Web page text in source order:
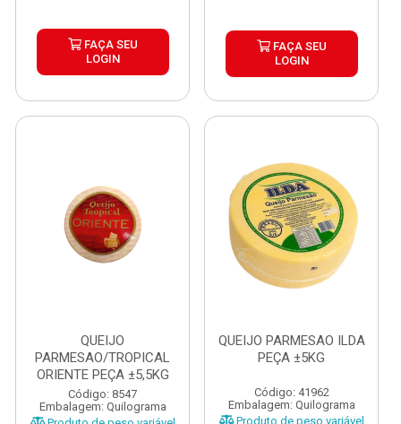
FAÇA SEU
LOGIN
FAÇA SEU
LOGIN
QUEIJO
PARMESAO/TROPICAL
ORIENTE PEÇA ±5,5KG
Código: 8547
Embalagem: Quilograma
QUEIJO PARMESAO ILDA
PEÇA ±5KG
Código: 41962
Embalagem: Quilograma
Produto de peso variável